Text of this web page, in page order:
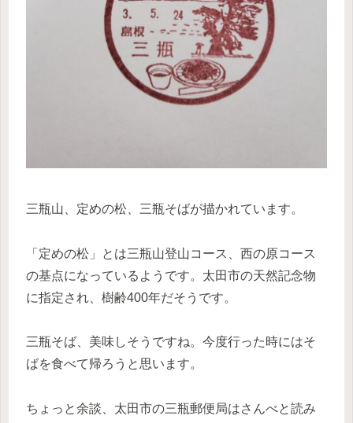
三瓶山、定めの松、三瓶そばが描かれています。
「定めの松」とは三瓶山登山コース、西の原コース
の基点になっているようです。太田市の天然記念物
に指定され、樹齢400年だそうです。
三瓶そば、美味しそうですね。今度行った時にはそ
ばを食べて帰ろうと思います。
ちょっと余談、太田市の三瓶郵便局はさんべと読み